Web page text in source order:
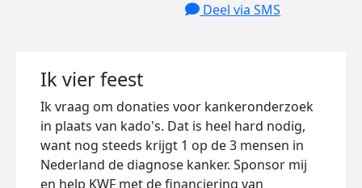
Deel via SMS
Ik vier feest
Ik vraag om donaties voor kankeronderzoek
in plaats van kado's. Dat is heel hard nodig,
want nog steeds krijgt 1 op de 3 mensen in
Nederland de diagnose kanker. Sponsor mij
en help KWF met de financiering van